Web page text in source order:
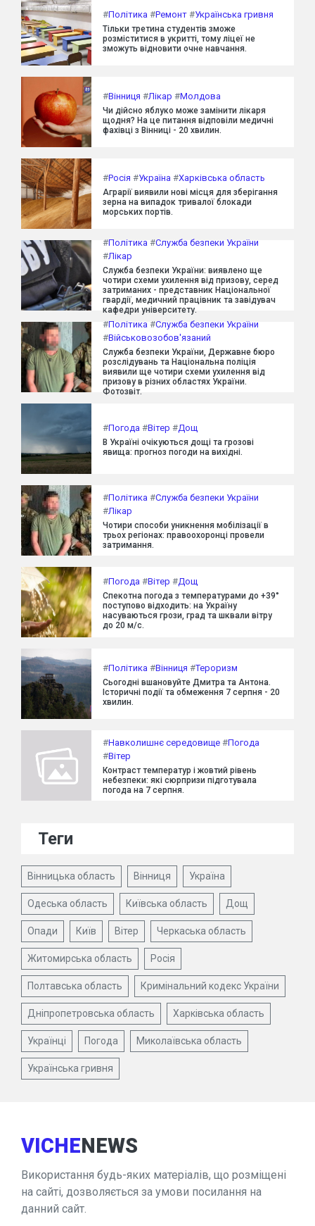
#Політика #Ремонт #Українська гривня
Тільки третина студентів зможе
розміститися в укритті, тому ліцеї не
зможуть відновити очне навчання.
#Вінниця #Лікар #Молдова
Чи дійсно яблуко може замінити лікаря
щодня? На це питання відповіли медичні
фахівці з Вінниці - 20 хвилин.
#Росія #Україна #Харківська область
Аграрії виявили нові місця для зберігання
зерна на випадок тривалої блокади
морських портів.
#Політика #Служба безпеки України
#Лікар
Служба безпеки України: виявлено ще
чотири схеми ухилення від призову, серед
затриманих - представник Національної
гвардії, медичний працівник та завідувач
кафедри університету.
#Політика #Служба безпеки України
#Військовозобов'язаний
Служба безпеки України, Державне бюро
розслідувань та Національна поліція
виявили ще чотири схеми ухилення від
призову в різних областях України.
Фотозвіт.
#Погода #Вітер #Дощ
В Україні очікуються дощі та грозові
явища: прогноз погоди на вихідні.
#Політика #Служба безпеки України
#Лікар
Чотири способи уникнення мобілізації в
трьох регіонах: правоохоронці провели
затримання.
#Погода #Вітер #Дощ
Спекотна погода з температурами до +39°
поступово відходить: на Україну
насуваються грози, град та шквали вітру
до 20 м/с.
#Політика #Вінниця #Тероризм
Сьогодні вшановуйте Дмитра та Антона.
Історичні події та обмеження 7 серпня - 20
хвилин.
#Навколишнє середовище #Погода
#Вітер
Контраст температур і жовтий рівень
небезпеки: які сюрпризи підготувала
погода на 7 серпня.
Теги
Вінницька область Вінниця Україна
Одеська область Київська область Дощ
Опади Київ Вітер Черкаська область
Житомирська область Росія
Полтавська область Кримінальний кодекс України
Дніпропетровська область Харківська область
Українці Погода Миколаївська область
Українська гривня
VICHENEWS
Використання будь-яких матеріалів, що розміщені
на сайті, дозволяється за умови посилання на
данний сайт.